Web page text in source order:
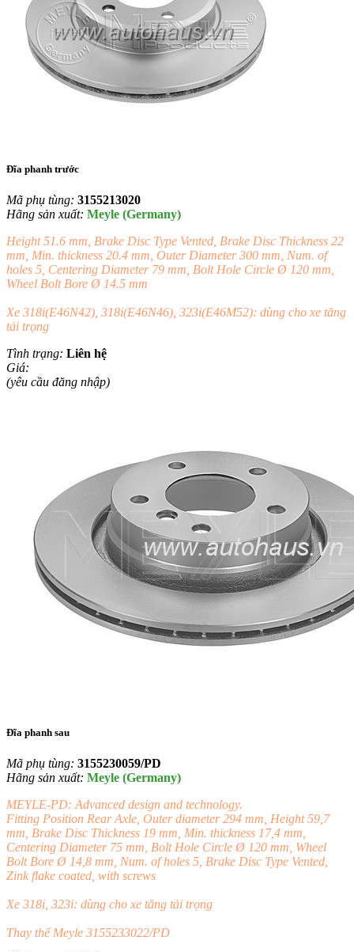
Đĩa phanh trước
Mã phụ tùng: 3155213020
Hãng sản xuất: Meyle (Germany)
Height 51.6 mm, Brake Disc Type Vented, Brake Disc Thickness 22
mm, Min. thickness 20.4 mm, Outer Diameter 300 mm, Num. of
holes 5, Centering Diameter 79 mm, Bolt Hole Circle Ø 120 mm,
Wheel Bolt Bore Ø 14.5 mm
Xe 318i(E46N42), 318i(E46N46), 323i(E46M52): dùng cho xe tăng
tải trọng
Tình trạng: Liên hệ
Giá:
(yêu cầu đăng nhập)
Đĩa phanh sau
Mã phụ tùng: 3155230059/PD
Hãng sản xuất: Meyle (Germany)
MEYLE-PD: Advanced design and technology.
Fitting Position Rear Axle, Outer diameter 294 mm, Height 59,7
mm, Brake Disc Thickness 19 mm, Min. thickness 17,4 mm,
Centering Diameter 75 mm, Bolt Hole Circle Ø 120 mm, Wheel
Bolt Bore Ø 14,8 mm, Num. of holes 5, Brake Disc Type Vented,
Zink flake coated, with screws
Xe 318i, 323i: dùng cho xe tăng tải trọng
Thay thế Meyle 3155233022/PD